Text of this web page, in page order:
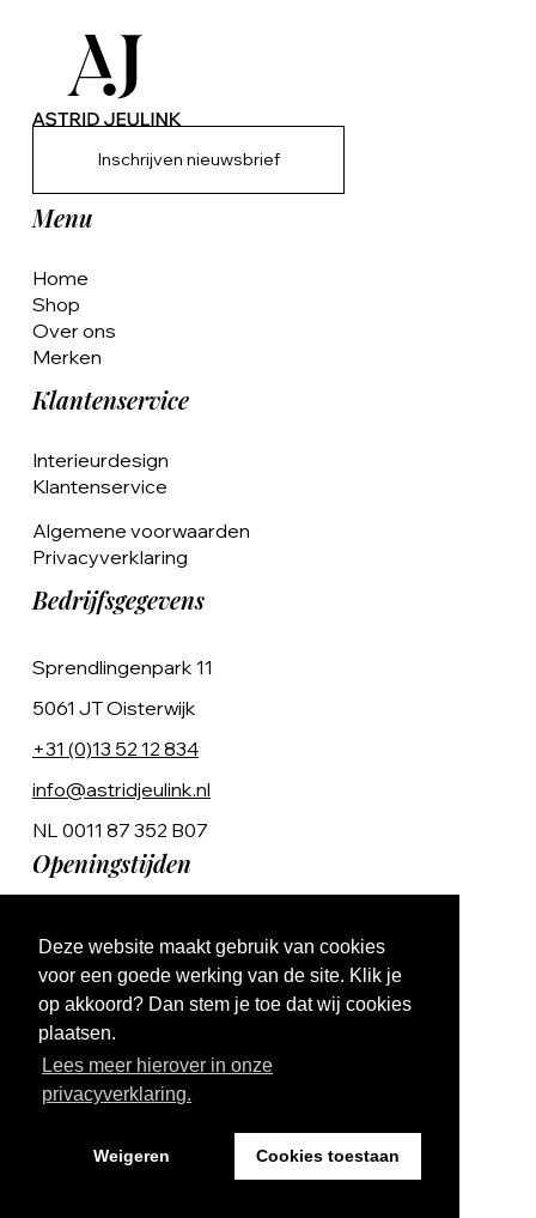
Deze website maakt gebruik van cookies
voor een goede werking van de site. Klik je
op akkoord? Dan stem je toe dat wij cookies
plaatsen.
Lees meer hierover in onze
privacyverklaring.
Weigeren Cookies toestaan
Inschrijven nieuwsbrief
Menu
Home
Shop
Over ons
Merken
Klantenservice
Interieurdesign
Klantenservice
Algemene voorwaarden
Privacyverklaring
Bedrijfsgegevens
Sprendlingenpark 11
5061 JT Oisterwijk
+31 (0)13 52 12 834
info@astridjeulink.nl
NL 0011 87 352 B07
Openingstijden
Ma t/m Vr 9:00 - 17:00